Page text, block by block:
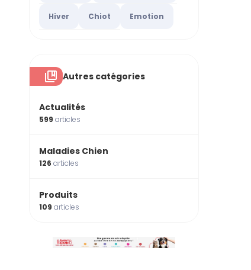
Hiver Chiot Emotion
Autres catégories
Actualités
599 articles
Maladies Chien
126 articles
Produits
109 articles